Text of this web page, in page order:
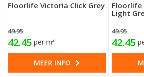
Floorlife Victoria Click Grey
49.95
42.45 per m²
MEER INFO
Floorlife
Light
49.95
42.45